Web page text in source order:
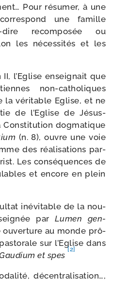
Pour résu­mer, à une
une famille
dire recom­po­sée ou
les néces­si­tés et les
l’Eglise ensei­gnait que
non-​catholiques
la véri­table Eglise, et ne
de l’Eglise de Jésus-​
Constitution dog­ma­tique
(n. 8), ouvre une voie
des réa­li­sa­tions par­
Les consé­quences de
et encore en plein
inévi­table de la nou­
par Lumen gen­
ouver­ture au monde prô­
sur l’Eglise dans
et spes
[2]
décen­tra­li­sa­tion…,